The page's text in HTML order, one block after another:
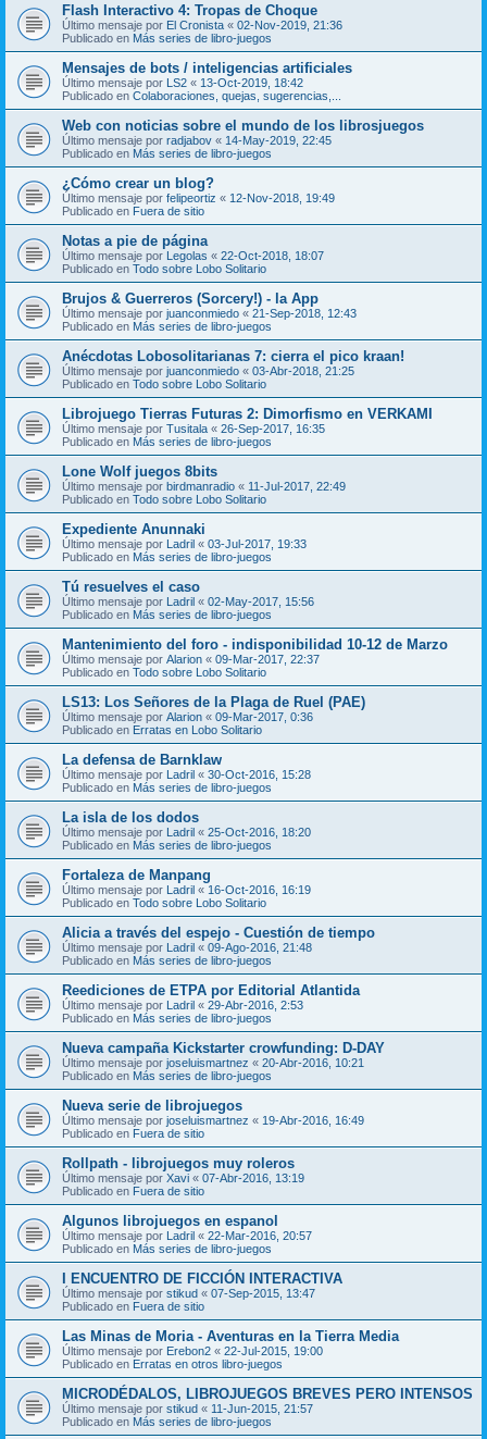
Flash Interactivo 4: Tropas de Choque
Último mensaje por El Cronista « 02-Nov-2019, 21:36
Publicado en Más series de libro-juegos
Mensajes de bots / inteligencias artificiales
Último mensaje por LS2 « 13-Oct-2019, 18:42
Publicado en Colaboraciones, quejas, sugerencias,...
Web con noticias sobre el mundo de los librosjuegos
Último mensaje por radjabov « 14-May-2019, 22:45
Publicado en Más series de libro-juegos
¿Cómo crear un blog?
Último mensaje por felipeortiz « 12-Nov-2018, 19:49
Publicado en Fuera de sitio
Notas a pie de página
Último mensaje por Legolas « 22-Oct-2018, 18:07
Publicado en Todo sobre Lobo Solitario
Brujos & Guerreros (Sorcery!) - la App
Último mensaje por juanconmiedo « 21-Sep-2018, 12:43
Publicado en Más series de libro-juegos
Anécdotas Lobosolitarianas 7: cierra el pico kraan!
Último mensaje por juanconmiedo « 03-Abr-2018, 21:25
Publicado en Todo sobre Lobo Solitario
Librojuego Tierras Futuras 2: Dimorfismo en VERKAMI
Último mensaje por Tusitala « 26-Sep-2017, 16:35
Publicado en Más series de libro-juegos
Lone Wolf juegos 8bits
Último mensaje por birdmanradio « 11-Jul-2017, 22:49
Publicado en Todo sobre Lobo Solitario
Expediente Anunnaki
Último mensaje por Ladril « 03-Jul-2017, 19:33
Publicado en Más series de libro-juegos
Tú resuelves el caso
Último mensaje por Ladril « 02-May-2017, 15:56
Publicado en Más series de libro-juegos
Mantenimiento del foro - indisponibilidad 10-12 de Marzo
Último mensaje por Alarion « 09-Mar-2017, 22:37
Publicado en Todo sobre Lobo Solitario
LS13: Los Señores de la Plaga de Ruel (PAE)
Último mensaje por Alarion « 09-Mar-2017, 0:36
Publicado en Erratas en Lobo Solitario
La defensa de Barnklaw
Último mensaje por Ladril « 30-Oct-2016, 15:28
Publicado en Más series de libro-juegos
La isla de los dodos
Último mensaje por Ladril « 25-Oct-2016, 18:20
Publicado en Más series de libro-juegos
Fortaleza de Manpang
Último mensaje por Ladril « 16-Oct-2016, 16:19
Publicado en Todo sobre Lobo Solitario
Alicia a través del espejo - Cuestión de tiempo
Último mensaje por Ladril « 09-Ago-2016, 21:48
Publicado en Más series de libro-juegos
Reediciones de ETPA por Editorial Atlantida
Último mensaje por Ladril « 29-Abr-2016, 2:53
Publicado en Más series de libro-juegos
Nueva campaña Kickstarter crowfunding: D-DAY
Último mensaje por joseluismartnez « 20-Abr-2016, 10:21
Publicado en Más series de libro-juegos
Nueva serie de librojuegos
Último mensaje por joseluismartnez « 19-Abr-2016, 16:49
Publicado en Fuera de sitio
Rollpath - librojuegos muy roleros
Último mensaje por Xavi « 07-Abr-2016, 13:19
Publicado en Fuera de sitio
Algunos librojuegos en espanol
Último mensaje por Ladril « 22-Mar-2016, 20:57
Publicado en Más series de libro-juegos
I ENCUENTRO DE FICCIÓN INTERACTIVA
Último mensaje por stikud « 07-Sep-2015, 13:47
Publicado en Fuera de sitio
Las Minas de Moria - Aventuras en la Tierra Media
Último mensaje por Erebon2 « 22-Jul-2015, 19:00
Publicado en Erratas en otros libro-juegos
MICRODÉDALOS, LIBROJUEGOS BREVES PERO INTENSOS
Último mensaje por stikud « 11-Jun-2015, 21:57
Publicado en Más series de libro-juegos